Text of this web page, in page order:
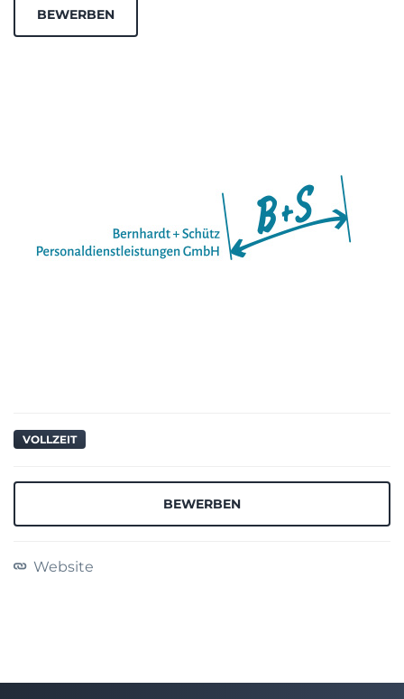
BEWERBEN
VOLLZEIT
BEWERBEN
Website